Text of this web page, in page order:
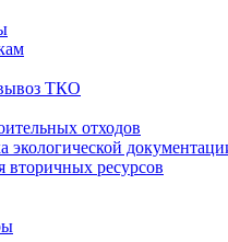
ТКО
отходов
экологической
вторичных ресурсов